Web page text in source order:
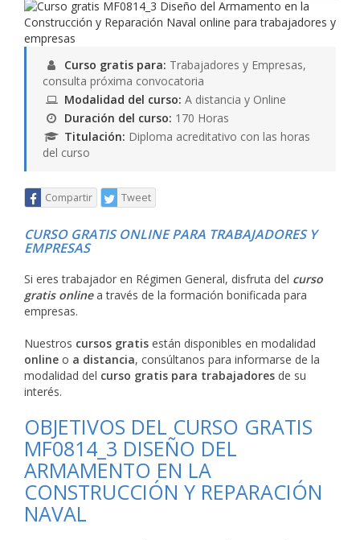
Curso gratis para: Trabajadores y Empresas,
consulta próxima convocatoria
Modalidad del curso: A distancia y Online
Duración del curso: 170 Horas
Titulación: Diploma acreditativo con las horas
del curso
Compartir Tweet
CURSO GRATIS ONLINE PARA TRABAJADORES Y
EMPRESAS
Si eres trabajador en Régimen General, disfruta del curso
gratis onlinea través de la formación bonificada para
empresas.
Nuestros cursos gratis están disponibles en modalidad
online o a distancia, consúltanos para informarse de la
modalidad del curso gratis para trabajadores de su
interés.
OBJETIVOS DEL CURSO GRATIS
MF0814_3 DISEÑO DEL
ARMAMENTO EN LA
CONSTRUCCIÓN Y REPARACIÓN
NAVAL